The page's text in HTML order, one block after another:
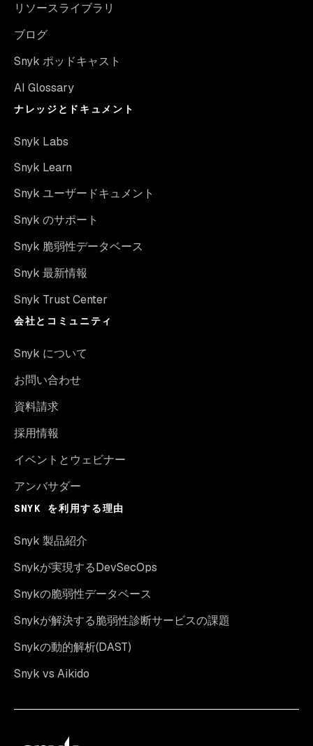
リソースライブラリ
ブログ
Snyk ポッドキャスト
AI Glossary
ナレッジとドキュメント
Snyk Labs
Snyk Learn
Snyk ユーザードキュメント
Snyk のサポート
Snyk 脆弱性データベース
Snyk 最新情報
Snyk Trust Center
会社とコミュニティ
Snyk について
お問い合わせ
資料請求
採用情報
イベントとウェビナー
アンバサダー
SNYK を利用する理由
Snyk 製品紹介
Snykが実現するDevSecOps
Snykの脆弱性データベース
Snykが解決する脆弱性診断サービスの課題
Snykの動的解析(DAST)
Snyk vs Aikido